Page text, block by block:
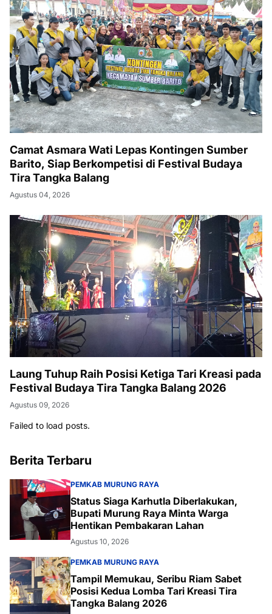
Camat Asmara Wati Lepas Kontingen Sumber
Barito, Siap Berkompetisi di Festival Budaya
Tira Tangka Balang
Agustus 04, 2026
Laung Tuhup Raih Posisi Ketiga Tari Kreasi pada
Festival Budaya Tira Tangka Balang 2026
Agustus 09, 2026
Failed to load posts.
Berita Terbaru
PEMKAB MURUNG RAYA
Status Siaga Karhutla Diberlakukan,
Bupati Murung Raya Minta Warga
Hentikan Pembakaran Lahan
Agustus 10, 2026
PEMKAB MURUNG RAYA
Tampil Memukau, Seribu Riam Sabet
Posisi Kedua Lomba Tari Kreasi Tira
Tangka Balang 2026